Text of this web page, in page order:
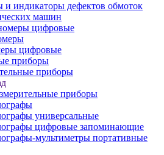
и индикаторы дефектов обмоток
машин
цифровые
цифровые
приборы
приборы
приборы
универсальные
цифровые запоминающие
мультиметры портативные